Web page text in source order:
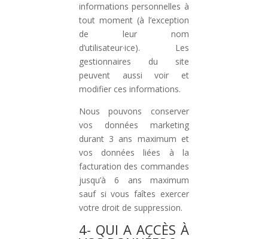
informations personnelles à
tout moment (à l’exception
de leur nom
d’utilisateur·ice). Les
gestionnaires du site
peuvent aussi voir et
modifier ces informations.
Nous pouvons conserver
vos données marketing
durant 3 ans maximum et
vos données liées à la
facturation des commandes
jusqu’à 6 ans maximum
sauf si vous faîtes exercer
votre droit de suppression.
4- QUI A ACCÈS À